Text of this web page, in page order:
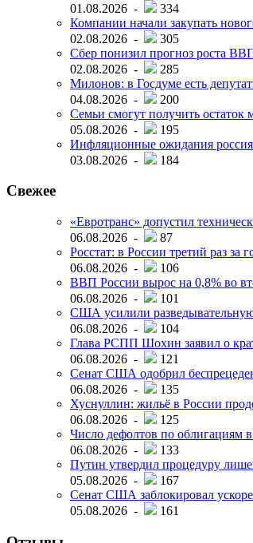
01.08.2026 -
334
Компании начали закупать
02.08.2026 -
305
Сбер понизил прогноз роста
02.08.2026 -
285
Милонов: в Госдуме есть
04.08.2026 -
200
Семьи смогут получить остаток
05.08.2026 -
195
Инфляционные ожидания
03.08.2026 -
184
Свежее
«Евротранс» допустил
06.08.2026 -
87
Росстат: в России третий раз за
06.08.2026 -
106
ВВП России вырос на 0,8% во
06.08.2026 -
101
США усилили разведывательную
06.08.2026 -
104
Глава РСПП Шохин заявил о
06.08.2026 -
121
Сенат США одобрил
06.08.2026 -
135
Хуснуллин: жильё в России
06.08.2026 -
125
Число дефолтов по облигациям
06.08.2026 -
133
Путин утвердил процедуру
05.08.2026 -
167
Сенат США заблокировал
05.08.2026 -
161